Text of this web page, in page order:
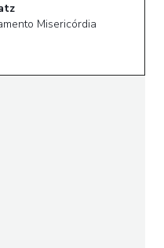
Misericórdia